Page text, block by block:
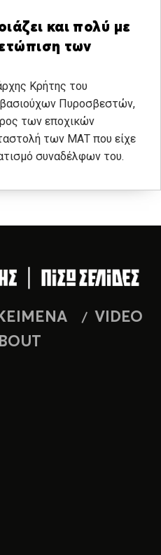
και πολύ με
των
Κρήτης του
Πυροσβεστών,
των εποχικών
των ΜΑΤ που είχε
συναδέλφων του.
ΚΕΙΜΕΝΑ
VIDEO